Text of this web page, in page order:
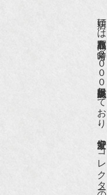
店頭には買取商品を常時２０００点以上展示販売しており、